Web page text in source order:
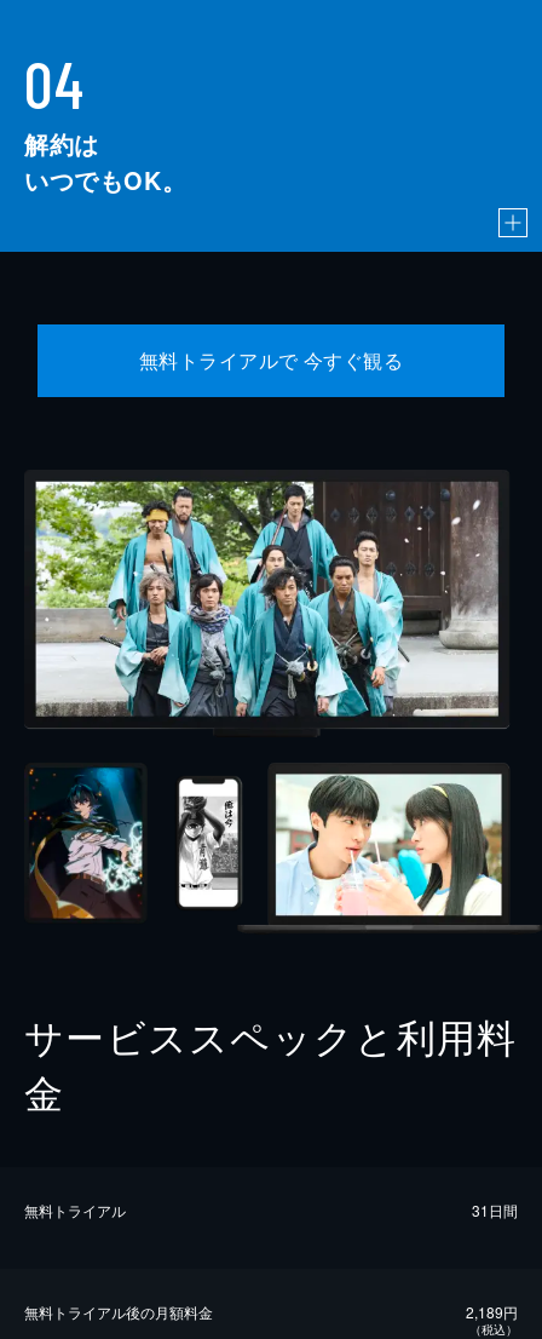
04
解約は
いつでもOK。
無料トライアルで 今すぐ観る
サービススペックと利用料
金
無料トライアル 31日間
無料トライアル後の⽉額料金 2,189円
（税込）